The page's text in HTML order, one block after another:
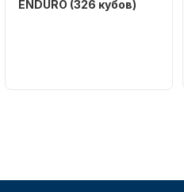
Аксессуары для лодок и
ENDURO (326 кубов)